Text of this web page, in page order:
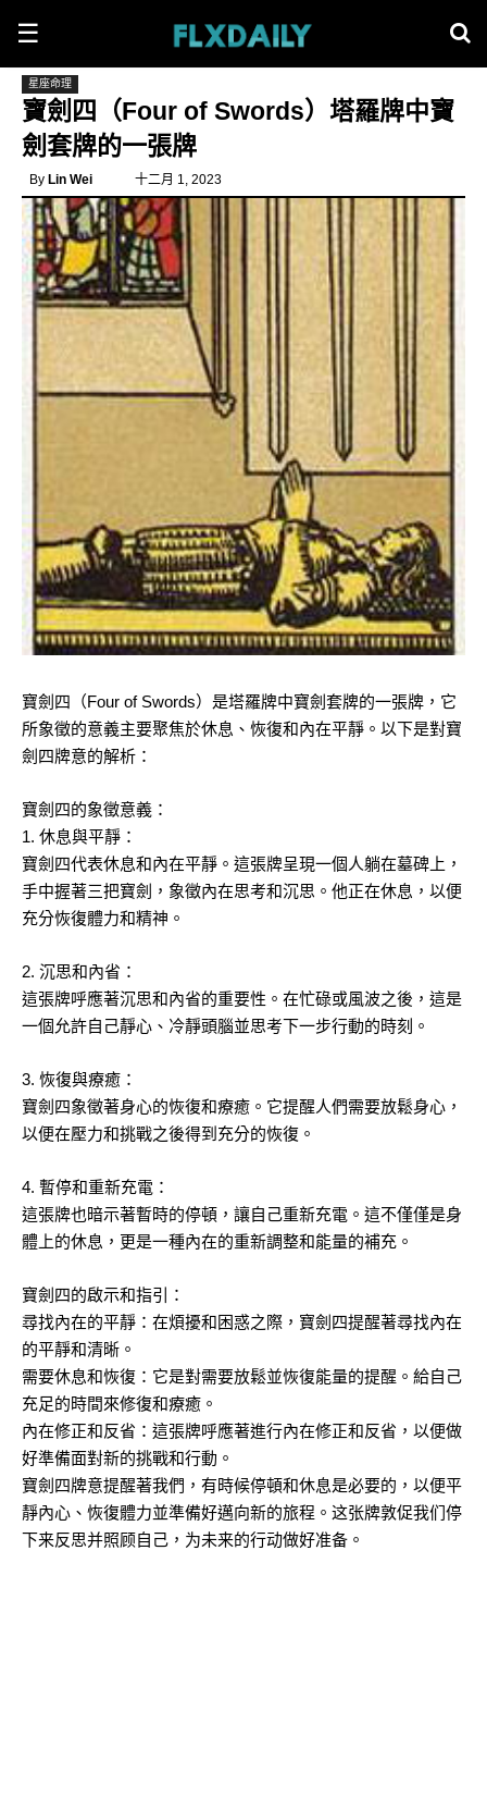
☰
星座命理
寶劍四（Four of Swords）塔羅牌中寶
劍套牌的一張牌
By Lin Wei 十二月 1, 2023
寶劍四（Four of Swords）是塔羅牌中寶劍套牌的一張牌，它
所象徵的意義主要聚焦於休息、恢復和內在平靜。以下是對寶
劍四牌意的解析：
寶劍四的象徵意義：
1. 休息與平靜：
寶劍四代表休息和內在平靜。這張牌呈現一個人躺在墓碑上，
手中握著三把寶劍，象徵內在思考和沉思。他正在休息，以便
充分恢復體力和精神。
2. 沉思和內省：
這張牌呼應著沉思和內省的重要性。在忙碌或風波之後，這是
一個允許自己靜心、冷靜頭腦並思考下一步行動的時刻。
3. 恢復與療癒：
寶劍四象徵著身心的恢復和療癒。它提醒人們需要放鬆身心，
以便在壓力和挑戰之後得到充分的恢復。
4. 暫停和重新充電：
這張牌也暗示著暫時的停頓，讓自己重新充電。這不僅僅是身
體上的休息，更是一種內在的重新調整和能量的補充。
寶劍四的啟示和指引：
尋找內在的平靜：在煩擾和困惑之際，寶劍四提醒著尋找內在
的平靜和清晰。
需要休息和恢復：它是對需要放鬆並恢復能量的提醒。給自己
充足的時間來修復和療癒。
內在修正和反省：這張牌呼應著進行內在修正和反省，以便做
好準備面對新的挑戰和行動。
寶劍四牌意提醒著我們，有時候停頓和休息是必要的，以便平
靜內心、恢復體力並準備好邁向新的旅程。这张牌敦促我们停
下来反思并照顾自己，为未来的行动做好准备。